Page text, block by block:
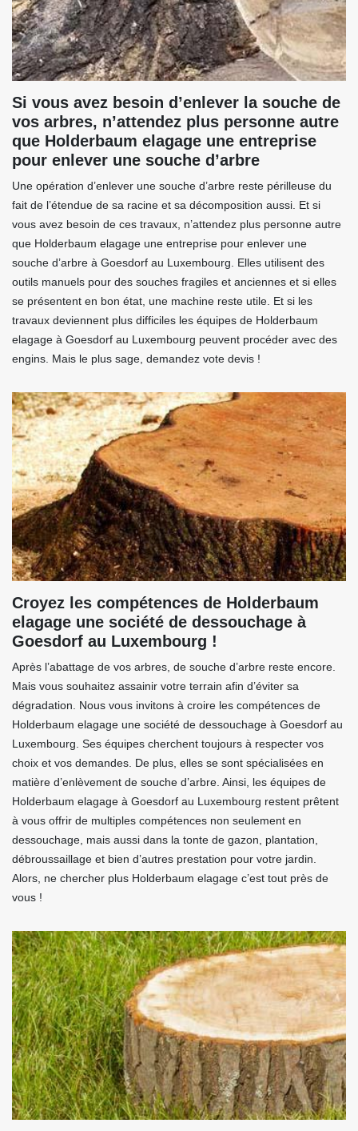
Si vous avez besoin d’enlever la souche de
vos arbres, n’attendez plus personne autre
que Holderbaum elagage une entreprise
pour enlever une souche d’arbre
Une opération d’enlever une souche d’arbre reste périlleuse du
fait de l’étendue de sa racine et sa décomposition aussi. Et si
vous avez besoin de ces travaux, n’attendez plus personne autre
que Holderbaum elagage une entreprise pour enlever une
souche d’arbre à Goesdorf au Luxembourg. Elles utilisent des
outils manuels pour des souches fragiles et anciennes et si elles
se présentent en bon état, une machine reste utile. Et si les
travaux deviennent plus difficiles les équipes de Holderbaum
elagage à Goesdorf au Luxembourg peuvent procéder avec des
engins. Mais le plus sage, demandez vote devis !
Croyez les compétences de Holderbaum
elagage une société de dessouchage à
Goesdorf au Luxembourg !
Après l’abattage de vos arbres, de souche d’arbre reste encore.
Mais vous souhaitez assainir votre terrain afin d’éviter sa
dégradation. Nous vous invitons à croire les compétences de
Holderbaum elagage une société de dessouchage à Goesdorf au
Luxembourg. Ses équipes cherchent toujours à respecter vos
choix et vos demandes. De plus, elles se sont spécialisées en
matière d’enlèvement de souche d’arbre. Ainsi, les équipes de
Holderbaum elagage à Goesdorf au Luxembourg restent prêtent
à vous offrir de multiples compétences non seulement en
dessouchage, mais aussi dans la tonte de gazon, plantation,
débroussaillage et bien d’autres prestation pour votre jardin.
Alors, ne chercher plus Holderbaum elagage c’est tout près de
vous !